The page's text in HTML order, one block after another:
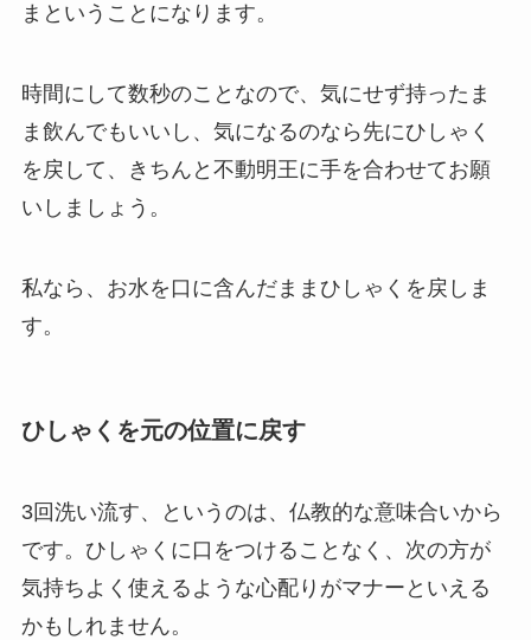
まということになります。
時間にして数秒のことなので、気にせず持ったま
ま飲んでもいいし、気になるのなら先にひしゃく
を戻して、きちんと不動明王に手を合わせてお願
いしましょう。
私なら、お水を口に含んだままひしゃくを戻しま
す。
ひしゃくを元の位置に戻す
3回洗い流す、というのは、仏教的な意味合いから
です。ひしゃくに口をつけることなく、次の方が
気持ちよく使えるような心配りがマナーといえる
かもしれません。